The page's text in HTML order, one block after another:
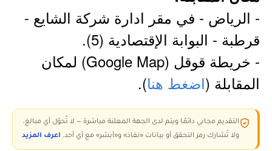
- الرياض - في مقر ادارة شركة الشايع -
قرطبة - البوابة الإقتصادية (5).
- خريطة قوقل (Google Map) لمكان
المقابلة (اضغط هنا).
التقديم مجاني دائمًا ويتم لدى الجهة المعلنة مباشرة — لا تُحوّل أي مبالغ،
ولا تُشارك رمز التحقق أو بيانات «نفاذ» و«أبشر» مع أي أحد. اعرف المزيد